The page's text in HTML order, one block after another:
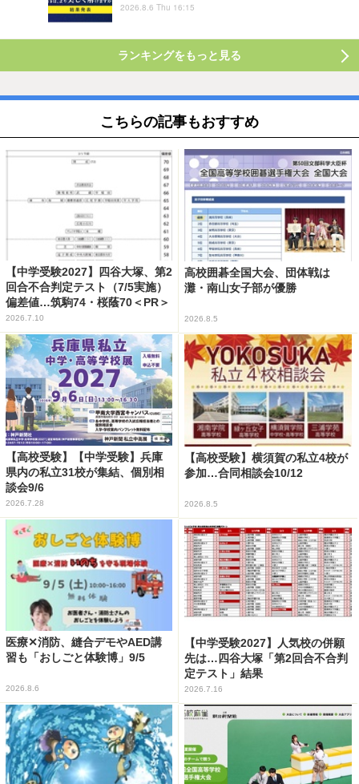
2026.8.6 Thu 16:15
ランキングをもっと見る
こちらの記事もおすすめ
【中学受験2027】四谷大塚、第2
回合不合判定テスト（7/5実施）
偏差値…筑駒74・桜蔭70＜PR＞
2026.7.10
高校囲碁全国大会、団体戦は
灘・南山女子部が優勝
2026.8.5
【高校受験】【中学受験】兵庫
県内の私立31校が集結、個別相
談会9/6
2026.7.28
【高校受験】横須賀の私立4校が
参加…合同相談会10/12
2026.8.5
医療✕消防、縫合デモやAED講
習も「おしごと体験博」9/5
2026.8.6
【中学受験2027】人気校の併願
先は…四谷大塚「第2回合不合判
定テスト」結果
2026.7.16